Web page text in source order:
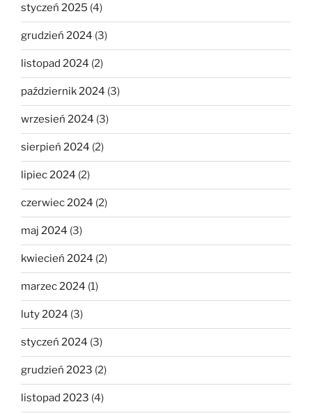
styczeń 2025 (4)
grudzień 2024 (3)
listopad 2024 (2)
październik 2024 (3)
wrzesień 2024 (3)
sierpień 2024 (2)
lipiec 2024 (2)
czerwiec 2024 (2)
maj 2024 (3)
kwiecień 2024 (2)
marzec 2024 (1)
luty 2024 (3)
styczeń 2024 (3)
grudzień 2023 (2)
listopad 2023 (4)